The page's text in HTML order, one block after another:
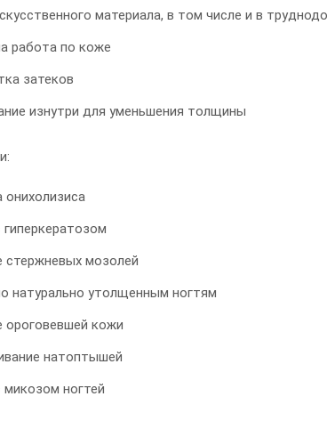
материала, в том числе и в
работа по коже
затеков
изнутри для уменьшения толщины
онихолизиса
стержневых мозолей
натурально утолщенным ногтям
ороговевшей кожи
натоптышей
микозом ногтей